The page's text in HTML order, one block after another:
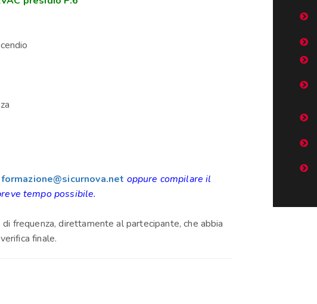
formazione@sicurnova.net oppure compilare il
tempo possibile.
frequenza, direttamente al partecipante, che abbia
finale.